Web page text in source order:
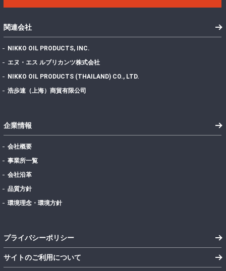
関連会社
NIKKO OIL PRODUCTS, INC.
エヌ・エス ルブリカンツ株式会社
NIKKO OIL PRODUCTS (THAILAND) CO., LTD.
浩歩速（上海）商貿有限公司
企業情報
会社概要
事業所一覧
会社沿革
品質方針
環境理念・環境方針
プライバシーポリシー
サイトのご利用について